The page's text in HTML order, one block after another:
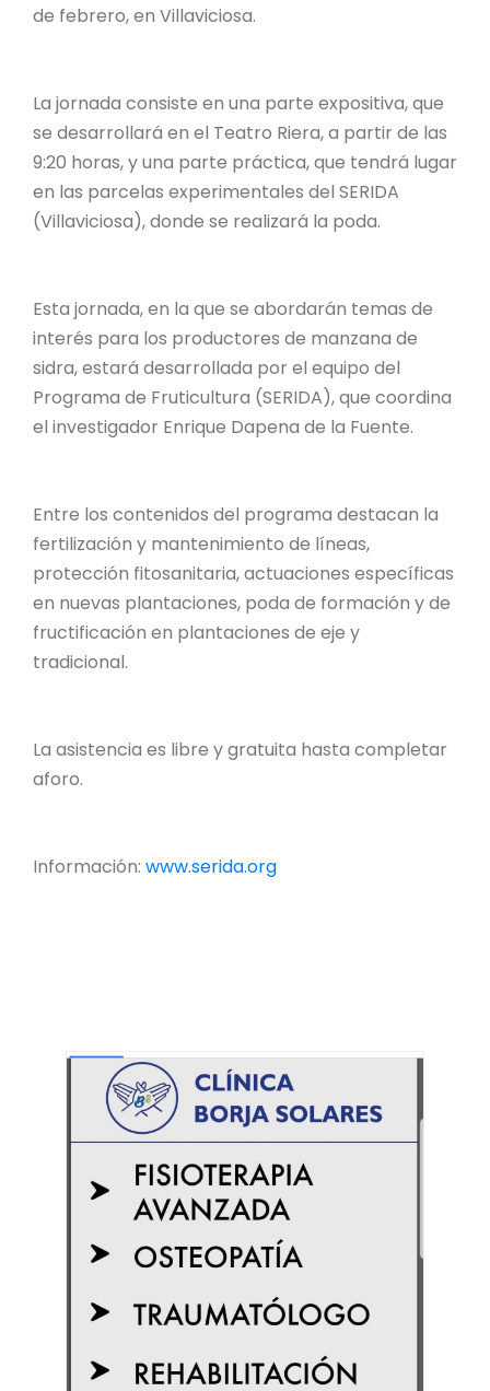
de febrero, en Villaviciosa.
La jornada consiste en una parte expositiva, que
se desarrollará en el Teatro Riera, a partir de las
9:20 horas, y una parte práctica, que tendrá lugar
en las parcelas experimentales del SERIDA
(Villaviciosa), donde se realizará la poda.
Esta jornada, en la que se abordarán temas de
interés para los productores de manzana de
sidra, estará desarrollada por el equipo del
Programa de Fruticultura (SERIDA), que coordina
el investigador Enrique Dapena de la Fuente.
Entre los contenidos del programa destacan la
fertilización y mantenimiento de líneas,
protección fitosanitaria, actuaciones específicas
en nuevas plantaciones, poda de formación y de
fructificación en plantaciones de eje y
tradicional.
La asistencia es libre y gratuita hasta completar
aforo.
Información: www.serida.org